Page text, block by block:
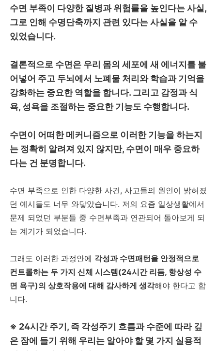
수면 부족이 다양한 질병과 위험률을 높인다는 사실,
그로 인해 수명단축까지 관련 있다는 사실을 알 수
있었습니다.
결론적으로 수면은 우리 몸의 세포에 새 에너지를 불
어넣어 주고 두뇌에서 노폐물 처리와 학습과 기억을
강화하는 중요한 역할을 합니다. 그리고 감정과 식
욕, 성욕을 조절하는 중요한 기능도 수행합니다.
수면이 어떠한 메커니즘으로 이러한 기능을 하는지
는 정확히 알려져 있지 않지만, 수면이 매우 중요하
다는 건 분명합니다.
수면 부족으로 인한 다양한 사건, 사고들의 원인이 밝혀졌
던 예시들도 너무 와닿았습니다. 저의 요즘 일상생활에서
문제 되었던 부분들 중 수면부족과 연관되어 돌아보게 되
는 계기가 되었습니다.
그래도 이러한 과정안에 각성과 수면패턴을 안정적으로
컨트롤하는 두 가지 신체 시스템(24시간 리듬, 항상성 수
면 욕구)의 상호작용에 대해 감사하게 생각해야 한다고 합
니다.
※ 24시간 주기, 즉 각성주기 흐름과 수준에 따라 깊
은 잠에 들기 위해 우리는 알아야 할 몇 가지 실용적